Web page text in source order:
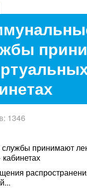
1346
принимают